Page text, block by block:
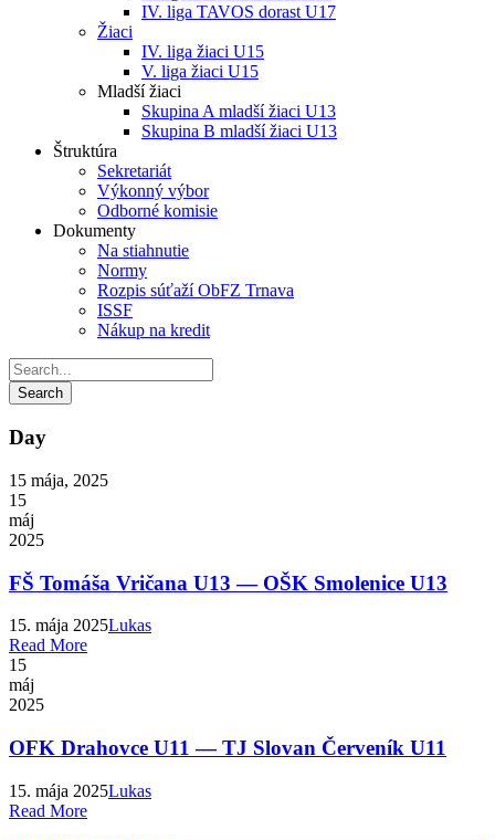
IV. liga TAVOS dorast U17
Žiaci
IV. liga žiaci U15
V. liga žiaci U15
Mladší žiaci
Skupina A mladší žiaci U13
Skupina B mladší žiaci U13
Štruktúra
Sekretariát
Výkonný výbor
Odborné komisie
Dokumenty
Na stiahnutie
Normy
Rozpis súťaží ObFZ Trnava
ISSF
Nákup na kredit
Day
15 mája, 2025
15
máj
2025
FŠ Tomáša Vričana U13 — OŠK Smolenice U13
15. mája 2025Lukas
Read More
15
máj
2025
OFK Drahovce U11 — TJ Slovan Červeník U11
15. mája 2025Lukas
Read More